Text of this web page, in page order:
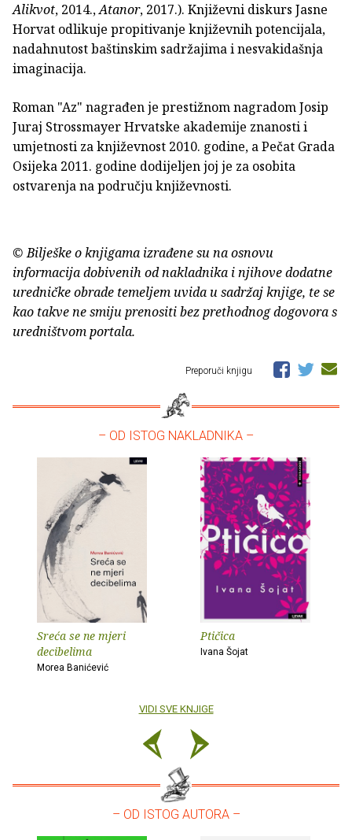
Alikvot, 2014.,Atanor, 2017.). Književni diskurs Jasne
Horvat odlikuje propitivanje književnih potencijala,
nadahnutost baštinskim sadržajima i nesvakidašnja
imaginacija.
Roman "Az" nagrađen je prestižnom nagradom Josip
Juraj Strossmayer Hrvatske akademije znanosti i
umjetnosti za književnost 2010. godine, a Pečat Grada
Osijeka 2011. godine dodijeljen joj je za osobita
ostvarenja na području književnosti.
© Bilješke o knjigama izrađene su na osnovu
informacija dobivenih od nakladnika i njihove dodatne
uredničke obrade temeljem uvida u sadržaj knjige, te se
kao takve ne smiju prenositi bez prethodnog dogovora s
uredništvom portala.
Preporuči knjigu
– OD ISTOG NAKLADNIKA –
Sreća se ne mjeri
decibelima
Morea Banićević
Ptičica
Ivana Šojat
VIDI SVE KNJIGE
– OD ISTOG AUTORA –